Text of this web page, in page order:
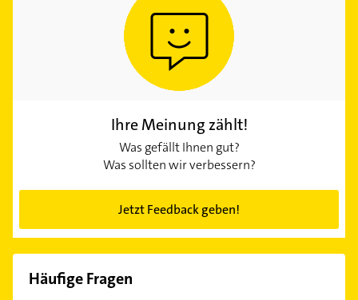
Ihre Meinung zählt!
Was gefällt Ihnen gut?
Was sollten wir verbessern?
Jetzt Feedback geben!
Häufige Fragen